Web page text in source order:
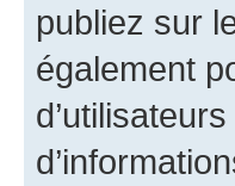
publiez sur
également